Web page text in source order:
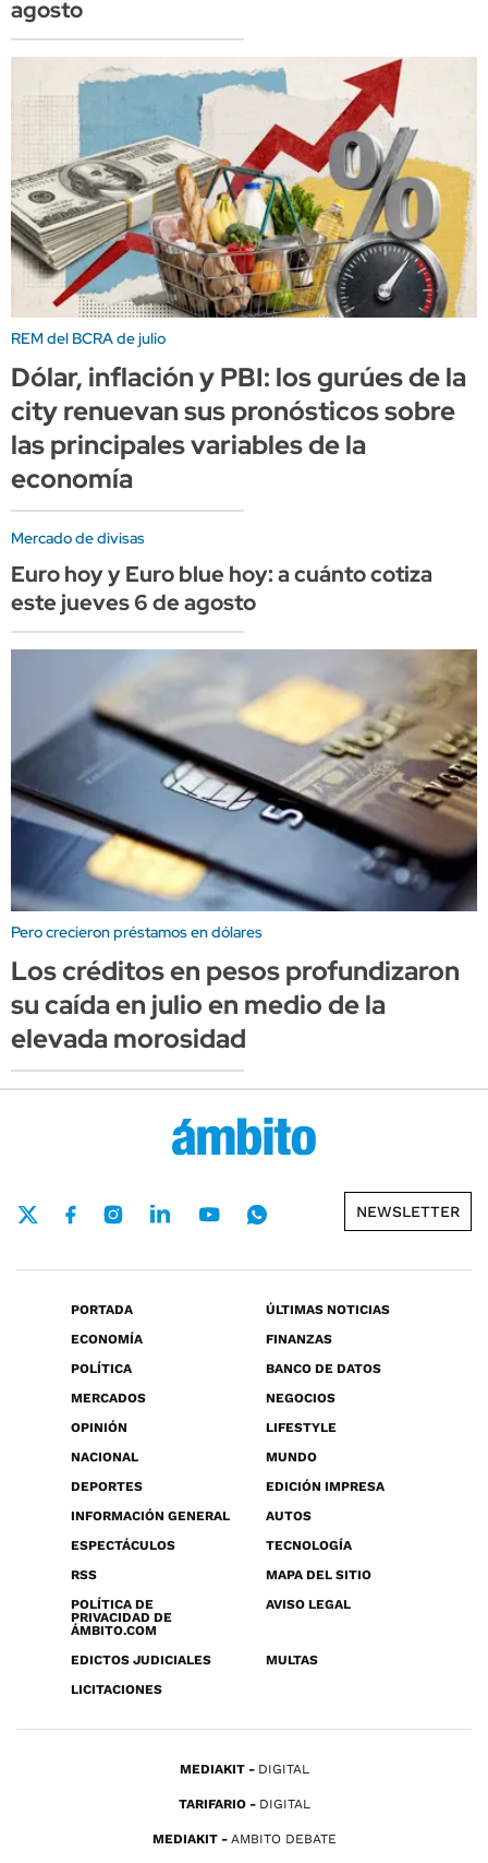
agosto
REM del BCRA de julio
Dólar, inflación y PBI: los gurúes de la
city renuevan sus pronósticos sobre
las principales variables de la
economía
Mercado de divisas
Euro hoy y Euro blue hoy: a cuánto cotiza
este jueves 6 de agosto
Pero crecieron préstamos en dólares
Los créditos en pesos profundizaron
su caída en julio en medio de la
elevada morosidad
NEWSLETTER
PORTADA
ÚLTIMAS NOTICIAS
ECONOMÍA
FINANZAS
POLÍTICA
BANCO DE DATOS
MERCADOS
NEGOCIOS
OPINIÓN
LIFESTYLE
NACIONAL
MUNDO
DEPORTES
EDICIÓN IMPRESA
INFORMACIÓN GENERAL
AUTOS
ESPECTÁCULOS
TECNOLOGÍA
RSS
MAPA DEL SITIO
POLÍTICA DE
PRIVACIDAD DE
ÁMBITO.COM
AVISO LEGAL
EDICTOS JUDICIALES
MULTAS
LICITACIONES
MEDIAKIT DIGITAL
TARIFARIO DIGITAL
MEDIAKIT AMBITO DEBATE